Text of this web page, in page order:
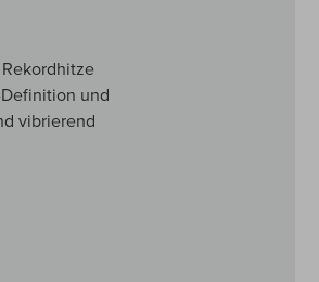
und
vibrierend